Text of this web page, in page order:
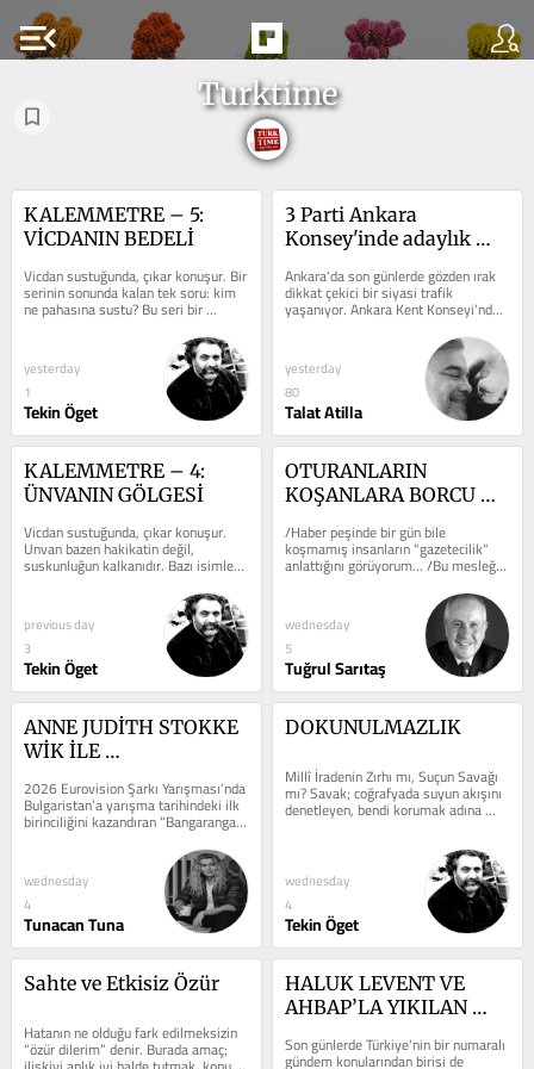
menu_open
Turktime
KALEMMETRE – 5:
VİCDANIN BEDELİ
Vicdan sustuğunda, çıkar konuşur. Bir
serinin sonunda kalan tek soru: kim
ne pahasına sustu? Bu seri bir
suçlamadan çok bir aynaydı. Kalemi...
yesterday
1
Tekin Öget
3 Parti Ankara
Konsey'inde adaylık
çalışıyor. Dalan'a siyasi
teklif!
Ankara'da son günlerde gözden ırak
dikkat çekici bir siyasi trafik
yaşanıyor. Ankara Kent Konseyi'nde
bir araya gelen 3 lider Mansur...
yesterday
80
Talat Atilla
KALEMMETRE – 4:
ÜNVANIN GÖLGESİ
Vicdan sustuğunda, çıkar konuşur.
Unvan bazen hakikatin değil,
suskunluğun kalkanıdır. Bazı isimler
vardır… cümle kurar ama ağırlık...
previous day
3
Tekin Öget
OTURANLARIN
KOŞANLARA BORCU
/Haber peşinde bir gün bile
koşmamış insanların "gazetecilik"
anlattığını görüyorum... /Bu mesleği
yalnızca unvanı, makamı...
wednesday
5
Tuğrul Sarıtaş
ANNE JUDİTH STOKKE
WİK İLE
POP’A UZANAN
YARATICI
KONUŞTUK
2026 Eurovision Şarkı Yarışması’nda
Bulgaristan’a yarışma tarihindeki ilk
birinciliğini kazandıran “Bangaranga”,
2017’den bu yana...
wednesday
4
Tunacan Tuna
DOKUNULMAZLIK
Millî İradenin Zırhı mı, Suçun Savağı
mı? Savak; coğrafyada suyun akışını
denetleyen, bendi korumak adına
fazla akıntıyı yapıcı...
wednesday
4
Tekin Öget
Sahte ve Etkisiz Özür
Hatanın ne olduğu fark edilmeksizin
“özür dilerim” denir. Burada amaç;
HALUK LEVENT VE
AHBAP’LA YIKILAN
DEĞERLERİMİZ (1)
Son günlerde Türkiye'nin bir numaralı
gündem konularından birisi de